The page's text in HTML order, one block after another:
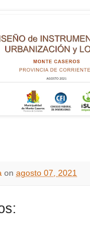
on agosto 07, 2021